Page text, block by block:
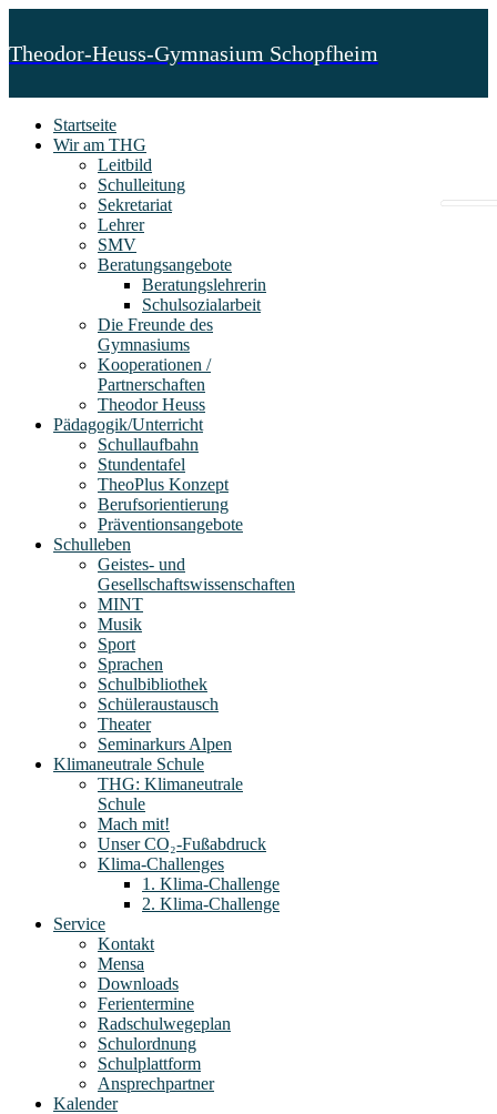
Theodor-Heuss-Gymnasium Schopfheim
Startseite
Wir am THG
Leitbild
Schulleitung
Sekretariat
Lehrer
SMV
Beratungsangebote
Beratungslehrerin
Schulsozialarbeit
Die Freunde des
Gymnasiums
Kooperationen /
Partnerschaften
Theodor Heuss
Pädagogik/Unterricht
Schullaufbahn
Stundentafel
TheoPlus Konzept
Berufsorientierung
Präventionsangebote
Schulleben
Geistes- und
Gesellschaftswissenschaften
MINT
Musik
Sport
Sprachen
Schulbibliothek
Schüleraustausch
Theater
Seminarkurs Alpen
Klimaneutrale Schule
THG: Klimaneutrale
Schule
Mach mit!
Unser CO₂-Fußabdruck
Klima-Challenges
1. Klima-Challenge
2. Klima-Challenge
Service
Kontakt
Mensa
Downloads
Ferientermine
Radschulwegeplan
Schulordnung
Schulplattform
Ansprechpartner
Kalender